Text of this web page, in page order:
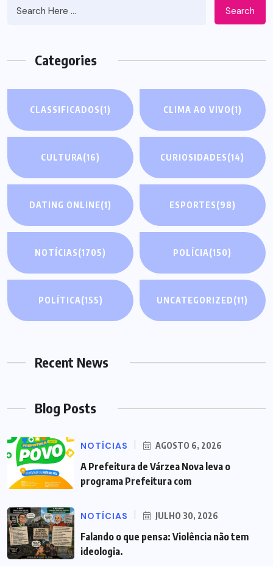
Search
Categories
CLASSIFICADOS(1) CLIMA AO VIVO(1)
CULTURA(16) CURIOSIDADES(14)
DATING ONLINE(1) ESPORTES(98)
NOTÍCIAS(1705) POLÍCIA(150)
POLÍTICA(155) UNCATEGORIZED(11)
Recent News
Blog Posts
NOTÍCIAS AGOSTO 6, 2026
A Prefeitura de Várzea Nova leva o
programa Prefeitura com
NOTÍCIAS JULHO 30, 2026
Falando o que pensa: Violência não tem
ideologia.